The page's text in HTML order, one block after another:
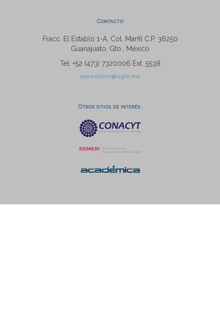
Contacto
Fracc. El Establo 1-A, Col. Marfil C.P. 36250
Guanajuato, Gto., México
Tel: +52 (473) 7320006 Ext. 5538
repositorio@ugto.mx
Otros sitios de interés: